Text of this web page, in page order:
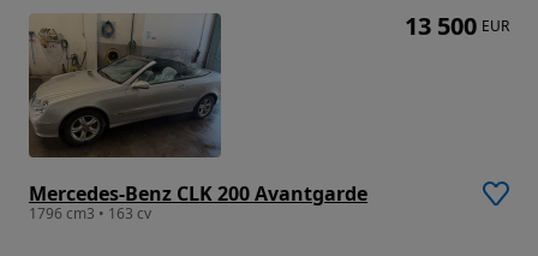
Mercedes-Benz CLK 200 Avantgarde
1796 cm3 • 163 cv
13 500 EUR